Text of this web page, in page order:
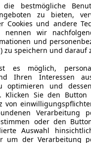
3.950
240
366
in
245
100 km/h
4,7
mag eine Leistung
größeren SUV
von knapp einer
auf dem
bestmögliche
zu bieten,
Cookies und andere
nennen wir
und
zu speichern und darauf
es möglich,
Ihren Interessen
optimieren und
Klicken Sie den
von
Verarbeitung
oder den
Auswahl
um der Verarbeitung